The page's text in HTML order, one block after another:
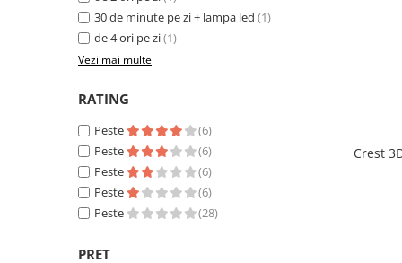
30 de minute pe zi + lampa led (1)
de 4 ori pe zi(1)
Vezi mai multe
RATING
Peste
(6)
Peste
(6)
Peste
(6)
Peste
(6)
Peste
(28)
PRET
Crest